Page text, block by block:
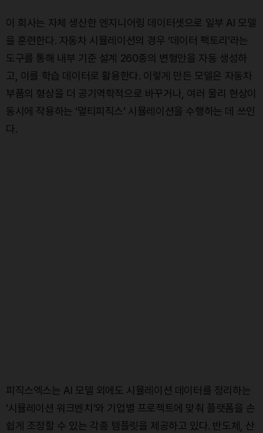
이 회사는 자체 생산한 엔지니어링 데이터셋으로 일부 AI 모델
을 훈련한다. 자동차 시뮬레이션의 경우 ‘데이터 팩토리’라는
도구를 통해 내부 기준 설계 260종의 변형안을 자동 생성하
고, 이를 학습 데이터로 활용한다. 이렇게 만든 모델은 자동차
부품의 형상을 더 공기역학적으로 바꾸거나, 여러 물리 현상이
동시에 작용하는 ‘멀티피직스’ 시뮬레이션을 수행하는 데 쓰인
다.
피직스엑스는 AI 모델 외에도 시뮬레이션 데이터를 정리하는
‘시뮬레이션 워크벤치’와 기업별 프로젝트에 맞춰 플랫폼을 손
쉽게 조정할 수 있는 각종 템플릿을 제공하고 있다. 반도체, 산